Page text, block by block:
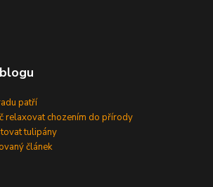
patří
relaxovat chozením do přírody
tulipány
článek